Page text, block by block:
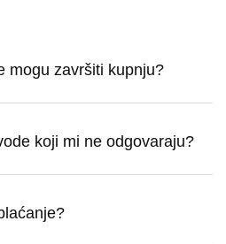
mogu završiti kupnju?
koji mi ne odgovaraju?